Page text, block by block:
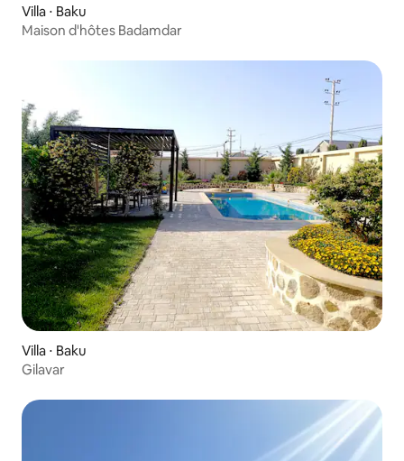
Villa ⋅ Baku
Maison d'hôtes Badamdar
Villa ⋅ Baku
Gilavar